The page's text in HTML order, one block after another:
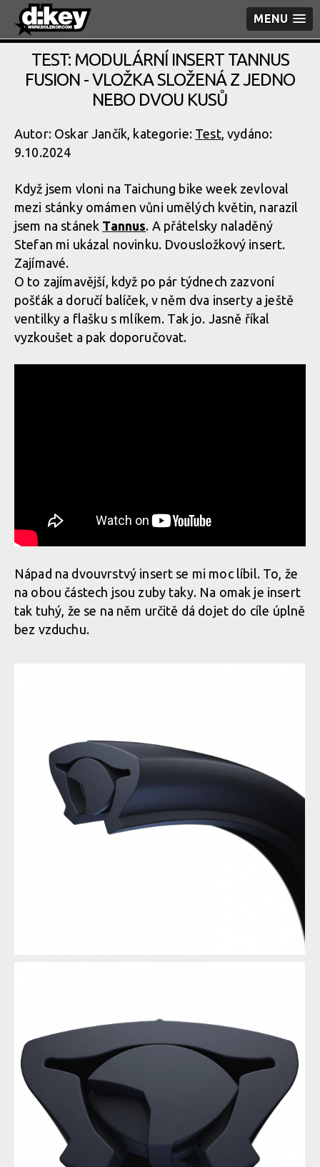
MENU
TEST: MODULÁRNÍ INSERT TANNUS
FUSION - VLOŽKA SLOŽENÁ Z JEDNO
NEBO DVOU KUSŮ
Autor: Oskar Jančík, kategorie: Test, vydáno:
9.10.2024
Když jsem vloni na Taichung bike week zevloval
mezi stánky omámen vůni umělých květin, narazil
jsem na stánek Tannus. A přátelsky naladěný
Stefan mi ukázal novinku. Dvousložkový insert.
Zajímavé.
O to zajímavější, když po pár týdnech zazvoní
pošťák a doručí balíček, v něm dva inserty a ještě
ventilky a flašku s mlíkem. Tak jo. Jasně říkal
vyzkoušet a pak doporučovat.
Nápad na dvouvrstvý insert se mi moc líbil. To, že
na obou částech jsou zuby taky. Na omak je insert
tak tuhý, že se na něm určitě dá dojet do cíle úplně
bez vzduchu.
Fusion Modular Tubeless Insert Tubeless Tannus
Fusion Modular Tubeless Insert Tubeless Tannus
Fusion Modular Tubeless Insert Tubeless Tannus